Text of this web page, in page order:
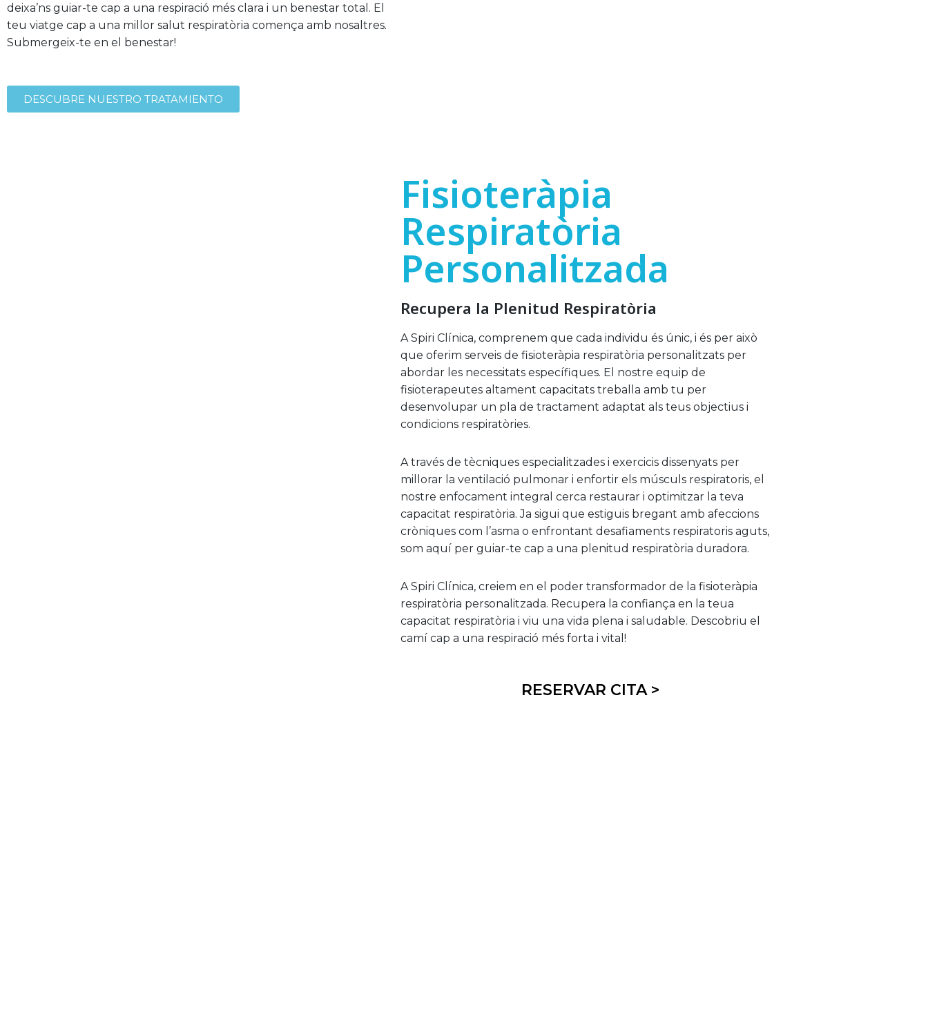
deixa’ns guiar-te cap a una respiració més clara i un benestar total. El
teu viatge cap a una millor salut respiratòria comença amb nosaltres.
Submergeix-te en el benestar!
DESCUBRE NUESTRO TRATAMIENTO
Fisioteràpia
Respiratòria
Personalitzada
Recupera la Plenitud Respiratòria
A Spiri Clínica, comprenem que cada individu és únic, i és per això
que oferim serveis de fisioteràpia respiratòria personalitzats per
abordar les necessitats específiques. El nostre equip de
fisioterapeutes altament capacitats treballa amb tu per
desenvolupar un pla de tractament adaptat als teus objectius i
condicions respiratòries.
A través de tècniques especialitzades i exercicis dissenyats per
millorar la ventilació pulmonar i enfortir els músculs respiratoris, el
nostre enfocament integral cerca restaurar i optimitzar la teva
capacitat respiratòria. Ja sigui que estiguis bregant amb afeccions
cròniques com l’asma o enfrontant desafiaments respiratoris aguts,
som aquí per guiar-te cap a una plenitud respiratòria duradora.
A Spiri Clínica, creiem en el poder transformador de la fisioteràpia
respiratòria personalitzada. Recupera la confiança en la teua
capacitat respiratòria i viu una vida plena i saludable. Descobriu el
camí cap a una respiració més forta i vital!
RESERVAR CITA >